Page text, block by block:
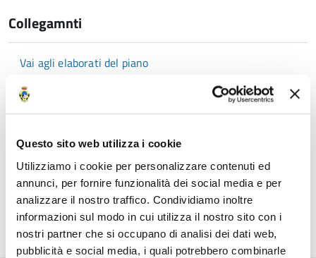
Questo sito web utilizza i cookie
Utilizziamo i cookie per personalizzare contenuti ed
annunci, per fornire funzionalità dei social media e per
analizzare il nostro traffico. Condividiamo inoltre
informazioni sul modo in cui utilizza il nostro sito con i
nostri partner che si occupano di analisi dei dati web,
pubblicità e social media, i quali potrebbero combinarle
Collegamnti
Vai agli elaborati del piano
Data
01 febbraio 2021
Fonte
Servizio Pianificazione Territoriale